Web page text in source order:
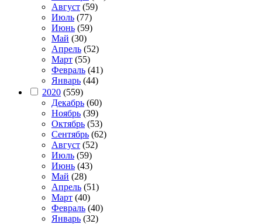
Август (59)
Июль (77)
Июнь (59)
Май (30)
Апрель (52)
Март (55)
Февраль (41)
Январь (44)
2020 (559)
Декабрь (60)
Ноябрь (39)
Октябрь (53)
Сентябрь (62)
Август (52)
Июль (59)
Июнь (43)
Май (28)
Апрель (51)
Март (40)
Февраль (40)
Январь (32)